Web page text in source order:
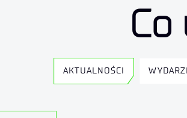
Co
AKTUALNOŚCI